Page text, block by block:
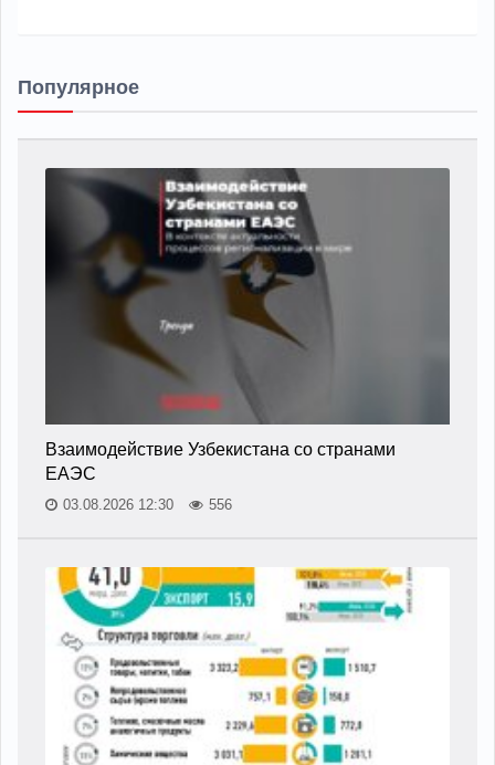
Популярное
Взаимодействие Узбекистана со странами
ЕАЭС
03.08.2026 12:30 556